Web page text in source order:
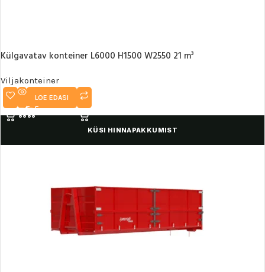
Külgavatav konteiner L6000 H1500 W2550 21 m³
Viljakonteiner
LOE EDASI
KÜSI HINNAPAKKUMIST